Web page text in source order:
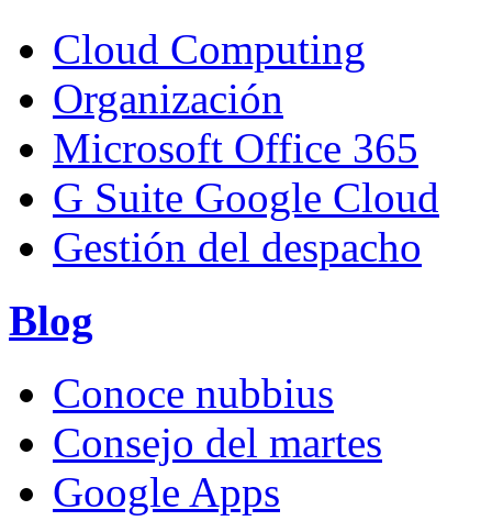
Cloud Computing
Organización
Microsoft Office 365
G Suite Google Cloud
Gestión del despacho
Blog
Conoce nubbius
Consejo del martes
Google Apps